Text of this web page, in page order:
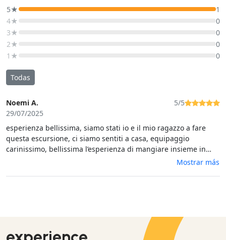
5★
1
4★
0
3★
0
2★
0
1★
0
Todas
Noemi A.
29/07/2025
5/5
esperienza bellissima, siamo stati io e il mio ragazzo a fare
questa escursione, ci siamo sentiti a casa, equipaggio
carinissimo, bellissima l’esperienza di mangiare insieme in
compagnia oltretutto cibo molto buono, tappe molto molto
Mostrar más